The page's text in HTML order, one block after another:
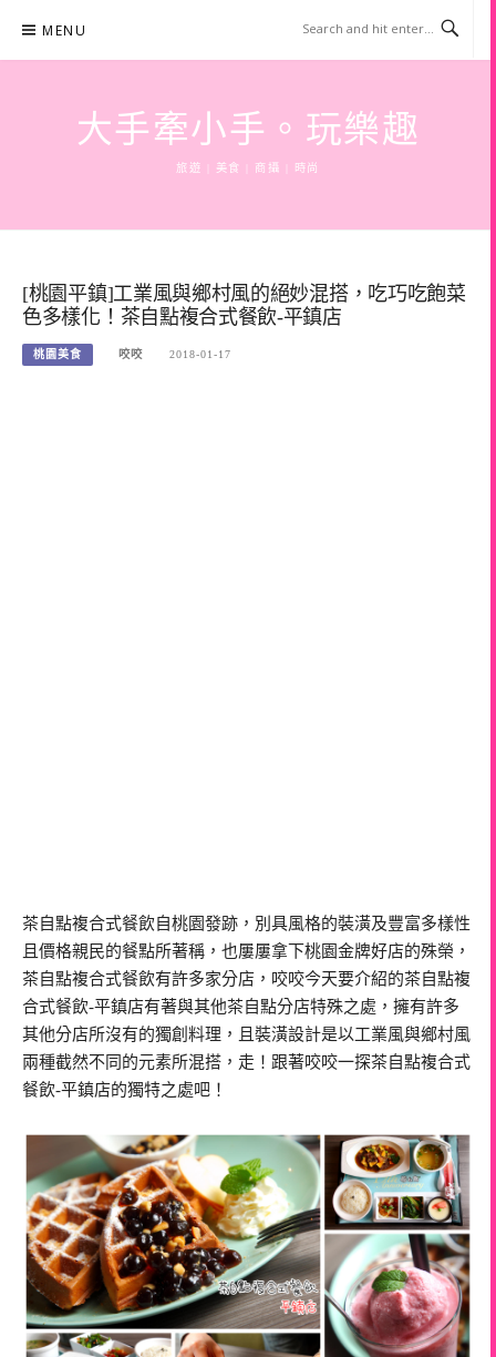
content
MENU
大手牽小手。玩樂趣
旅遊 | 美食 | 商攝 | 時尚
[桃園平鎮]工業風與鄉村風的絕妙混搭，吃巧吃飽菜
色多樣化！茶自點複合式餐飲-平鎮店
桃園美食 咬咬 2018-01-17
茶自點複合式餐飲自桃園發跡，別具風格的裝潢及豐富多樣性
且價格親民的餐點所著稱，也屢屢拿下桃園金牌好店的殊榮，
茶自點複合式餐飲有許多家分店，咬咬今天要介紹的茶自點複
合式餐飲-平鎮店有著與其他茶自點分店特殊之處，擁有許多
其他分店所沒有的獨創料理，且裝潢設計是以工業風與鄉村風
兩種截然不同的元素所混搭，走！跟著咬咬一探茶自點複合式
餐飲-平鎮店的獨特之處吧！